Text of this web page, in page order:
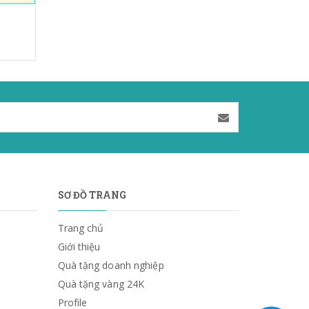
SƠ ĐỒ TRANG
Trang chủ
Giới thiệu
Quà tặng doanh nghiệp
Quà tặng vàng 24K
Profile